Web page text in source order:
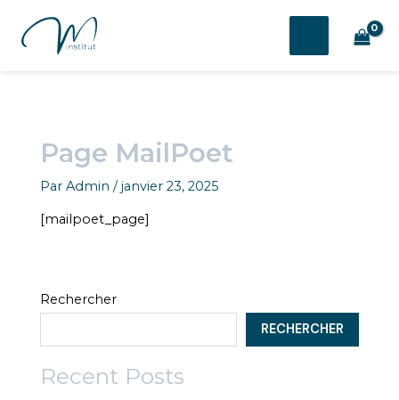
contenu
MAIN
Page MailPoet
ParAdmin/janvier 23, 2025
[mailpoet_page]
Rechercher
RECHERCHER
Recent Posts